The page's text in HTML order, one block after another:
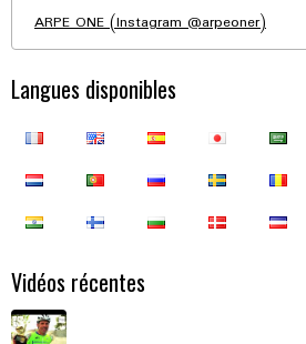
ARPE ONE (Instagram @arpeoner)
Langues disponibles
Vidéos récentes